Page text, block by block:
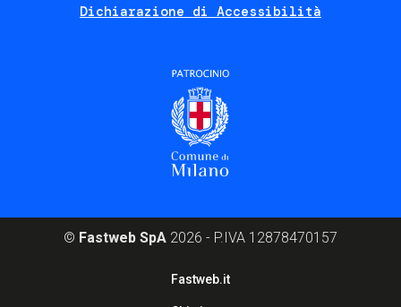
Dichiarazione di Accessibilità
© Fastweb SpA 2026 - P.IVA 12878470157
Fastweb.it